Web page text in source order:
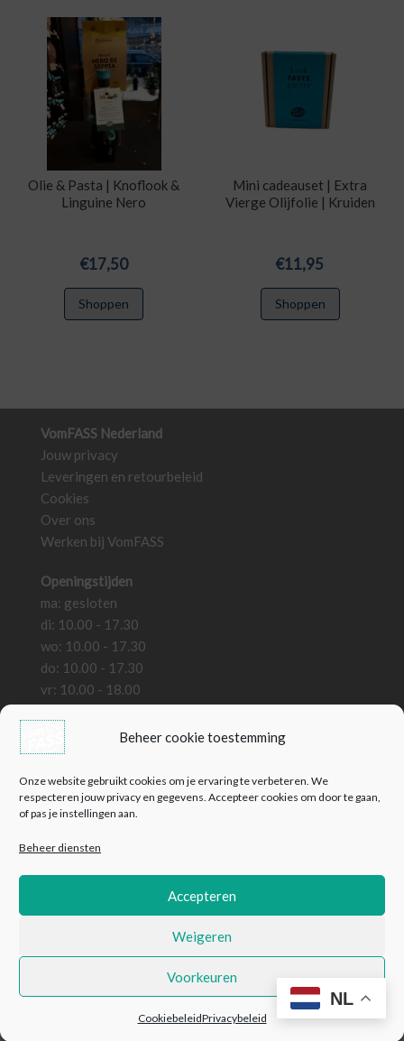
Beheer cookie toestemming
Onze website gebruikt cookies om je ervaring te verbeteren. We
respecteren jouw privacy en gegevens. Accepteer cookies om door te gaan,
of pas je instellingen aan.
Beheer diensten
Accepteren
Weigeren
Voorkeuren
CookiebeleidPrivacybeleid
Olie & Pasta | Knoflook &
Linguine Nero
€17,50
Shoppen
Mini cadeauset | Extra
Vierge Olijfolie | Kruiden
€11,95
Shoppen
VomFASS Nederland
Jouw privacy
Leveringen en retourbeleid
Cookies
Over ons
Werken bij VomFASS
Openingstijden
ma: gesloten
di: 10.00 - 17.30
wo: 10.00 - 17.30
do: 10.00 - 17.30
vr: 10.00 - 18.00
zo: gesloten
VomFass Wassenaar B.V.
KVK: 82127441
Contact
E:info@vomfass-nederland.nl
T: +31 (0) 85 4444 730
© 2026 VomFASS Wassenaar B.V.
Herroeping van contract
NL